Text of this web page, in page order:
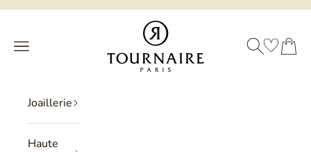
Passer au contenu
Philippe Tournaire
Menu
RECHERCHEPANIER
Joaillerie
Haute